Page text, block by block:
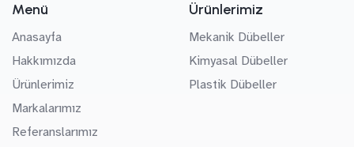
Menü
Anasayfa
Hakkımızda
Ürünlerimiz
Markalarımız
Referanslarımız
Ürünlerimiz
Mekanik Dübeller
Kimyasal Dübeller
Plastik Dübeller